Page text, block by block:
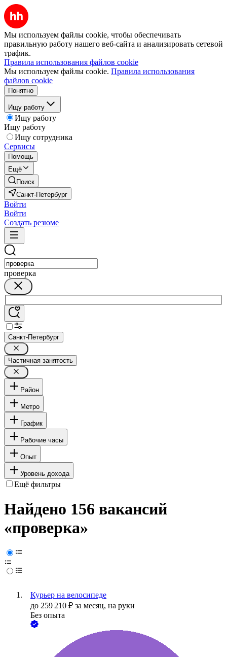
Мы используем файлы cookie, чтобы обеспечивать
правильную работу нашего веб-сайта и анализировать сетевой
трафик.
Правила использования файлов cookie
Мы используем файлы cookie. Правила использования
файлов cookie
Понятно
Ищу работу
Ищу работу
Ищу работу
Ищу сотрудника
Сервисы
Помощь
Ещё
Поиск
Санкт-Петербург
Войти
Войти
Создать резюме
проверка
Санкт-Петербург
Частичная занятость
Район
Метро
График
Рабочие часы
Опыт
Уровень дохода
Ещё фильтры
Найдено 156 вакансий
«проверка»
Курьер на велосипеде
до 259 210 ₽ за месяц, на руки
Без опыта